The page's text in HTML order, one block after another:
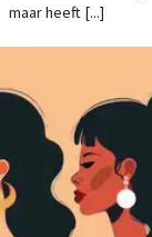
maar heeft [...]